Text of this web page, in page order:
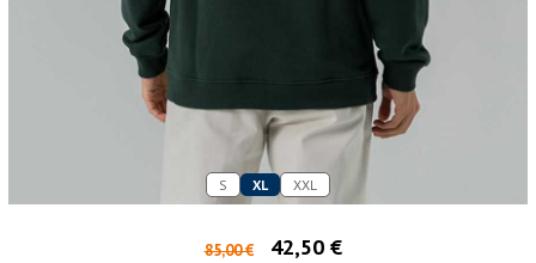
S XL XXL
85,00 €
42,50 €